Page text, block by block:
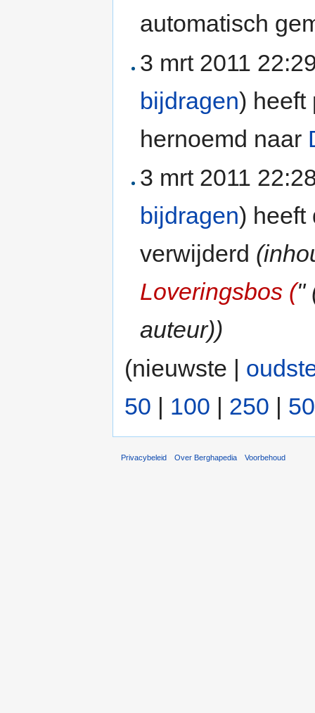
automatisch
3 mrt 2011
bijdragen)
hernoemd naar
3 mrt 2011
bijdragen)
verwijderd
Loveringsbos ("
auteur))
(nieuwste |
50
100 250
Privacybeleid Over Berghapedia Voorbehoud